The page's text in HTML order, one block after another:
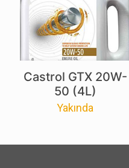
Castrol GTX 20W-
50 (4L)
Yakında